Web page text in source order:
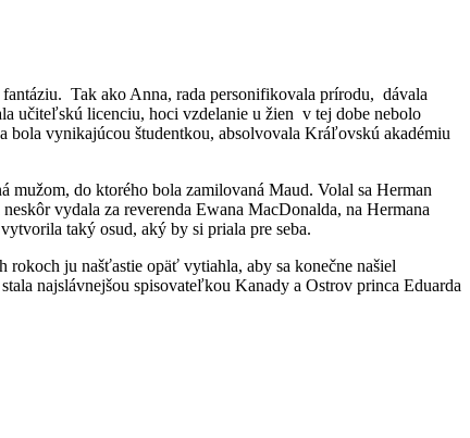
Tak ako Anna, rada personifikovala prírodu, dávala
učiteľskú licenciu, hoci vzdelanie u žien v tej dobe nebolo
bola vynikajúcou študentkou, absolvovala Kráľovskú akadémiu
do ktorého bola zamilovaná Maud. Volal sa Herman
vydala za reverenda Ewana MacDonalda, na Hermana
taký osud, aký by si priala pre seba.
ju našťastie opäť vytiahla, aby sa konečne našiel
najslávnejšou spisovateľkou Kanady a Ostrov princa Eduarda